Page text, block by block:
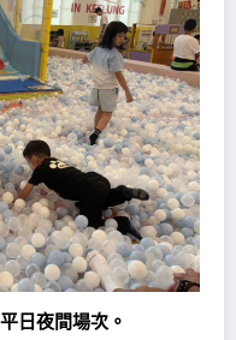
夜間場次。